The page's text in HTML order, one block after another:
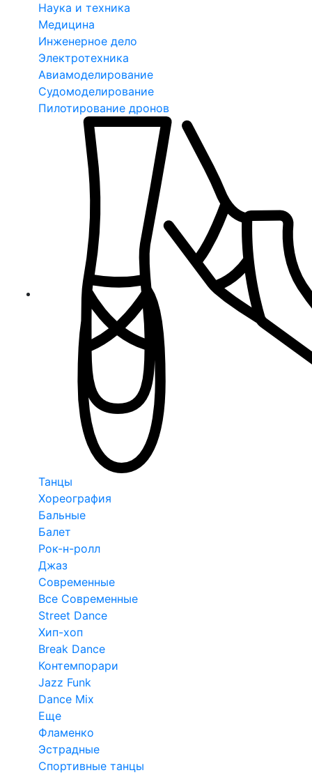
Наука и техника
Медицина
Инженерное дело
Электротехника
Авиамоделирование
Судомоделирование
Пилотирование дронов
Танцы
Хореография
Бальные
Балет
Рок-н-ролл
Джаз
Современные
Все Современные
Street Dance
Хип-хоп
Break Dance
Контемпорари
Jazz Funk
Dance Mix
Еще
Фламенко
Эстрадные
Спортивные танцы